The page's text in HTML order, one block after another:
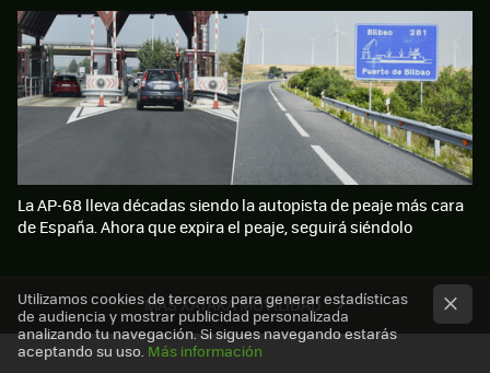
MÁS XATAKA MOVILIDAD
La AP-68 lleva décadas siendo la autopista de peaje más cara
de España. Ahora que expira el peaje, seguirá siéndolo
Utilizamos cookies de terceros para generar estadísticas
de audiencia y mostrar publicidad personalizada
analizando tu navegación. Si sigues navegando estarás
aceptando su uso. Más información